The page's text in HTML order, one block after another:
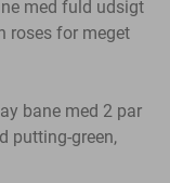
med fuld udsigt
roses for meget
bane med 2 par
putting-green,